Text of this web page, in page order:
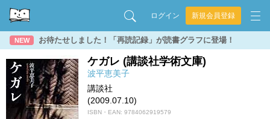
ログイン 新規会員登録
NEW お待たせしました！「再読記録」が読書グラフに登場！
ケガレ (講談社学術文庫)
波平恵美子
講談社
(2009.07.10)
ISBN・EAN: 9784062919579